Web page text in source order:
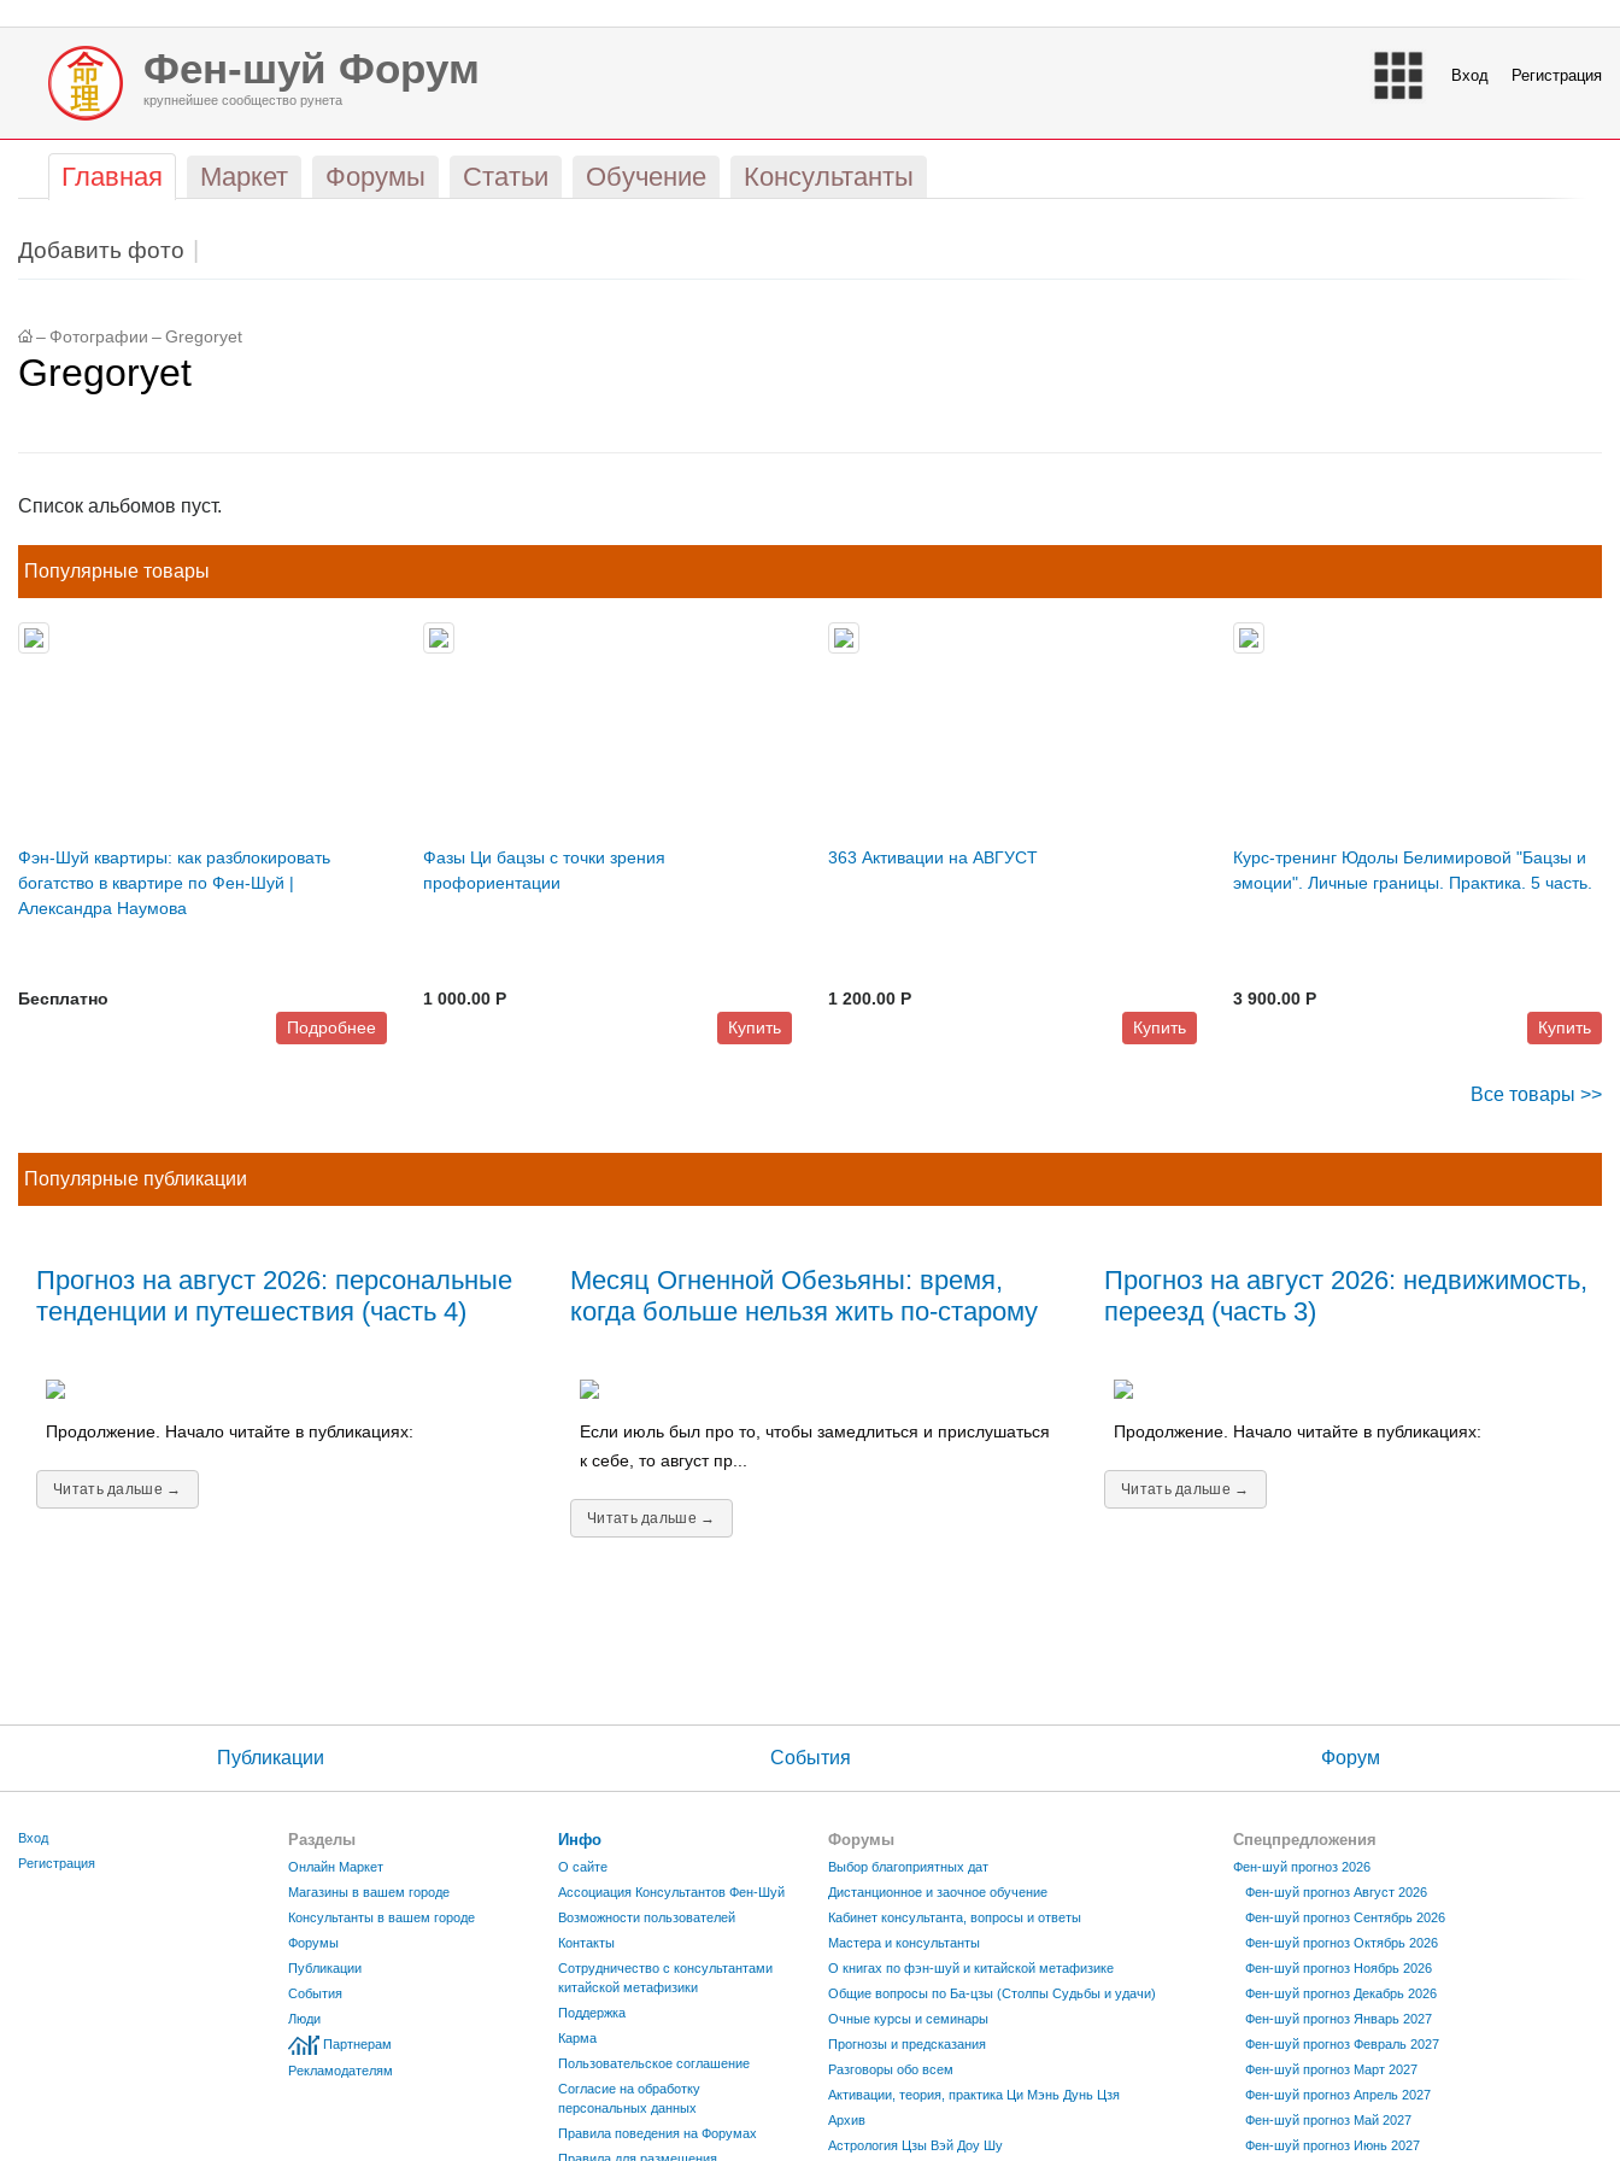
Фен-шуй Форум
крупнейшее сообщество рунета
Вход Регистрация
Главная Маркет Форумы Статьи Обучение Консультанты
Добавить фото
– Фотографии – Gregoryet
Gregoryet
Список альбомов пуст.
Популярные товары
Фэн-Шуй квартиры: как разблокировать
богатство в квартире по Фен-Шуй |
Александра Наумова
Бесплатно
Подробнее
Фазы Ци бацзы c точки зрения
профориентации
1 000.00 P
Купить
363 Активации на АВГУСТ
1 200.00 P
Купить
Курс-тренинг Юдолы Белимировой "Бацзы и
эмоции". Личные границы. Практика. 5 часть.
3 900.00 P
Купить
Все товары >>
Популярные публикации
Прогноз на август 2026: персональные
тенденции и путешествия (часть 4)
Продолжение. Начало читайте в публикациях:
Читать дальше →
Месяц Огненной Обезьяны: время,
когда больше нельзя жить по-старому
Если июль был про то, чтобы замедлиться и прислушаться
к себе, то август пр...
Читать дальше →
Прогноз на август 2026: недвижимость,
переезд (часть 3)
Продолжение. Начало читайте в публикациях:
Читать дальше →
Публикации События Форум
Вход
Регистрация
Разделы
Онлайн Маркет
Магазины в вашем городе
Консультанты в вашем городе
Форумы
Публикации
События
Люди
Партнерам
Рекламодателям
Инфо
О сайте
Ассоциация Консультантов Фен-Шуй
Возможности пользователей
Контакты
Сотрудничество с консультантами
китайской метафизики
Поддержка
Карма
Пользовательское соглашение
Согласие на обработку
персональных данных
Правила поведения на Форумах
Правила для размещения
Форумы
Выбор благоприятных дат
Дистанционное и заочное обучение
Кабинет консультанта, вопросы и ответы
Мастера и консультанты
О книгах по фэн-шуй и китайской метафизике
Общие вопросы по Ба-цзы (Столпы Судьбы и удачи)
Очные курсы и семинары
Прогнозы и предсказания
Разговоры обо всем
Активации, теория, практика Ци Мэнь Дунь Цзя
Архив
Астрология Цзы Вэй Доу Шу
Спецпредложения
Фен-шуй прогноз 2026
Фен-шуй прогноз Август 2026
Фен-шуй прогноз Сентябрь 2026
Фен-шуй прогноз Октябрь 2026
Фен-шуй прогноз Ноябрь 2026
Фен-шуй прогноз Декабрь 2026
Фен-шуй прогноз Январь 2027
Фен-шуй прогноз Февраль 2027
Фен-шуй прогноз Март 2027
Фен-шуй прогноз Апрель 2027
Фен-шуй прогноз Май 2027
Фен-шуй прогноз Июнь 2027